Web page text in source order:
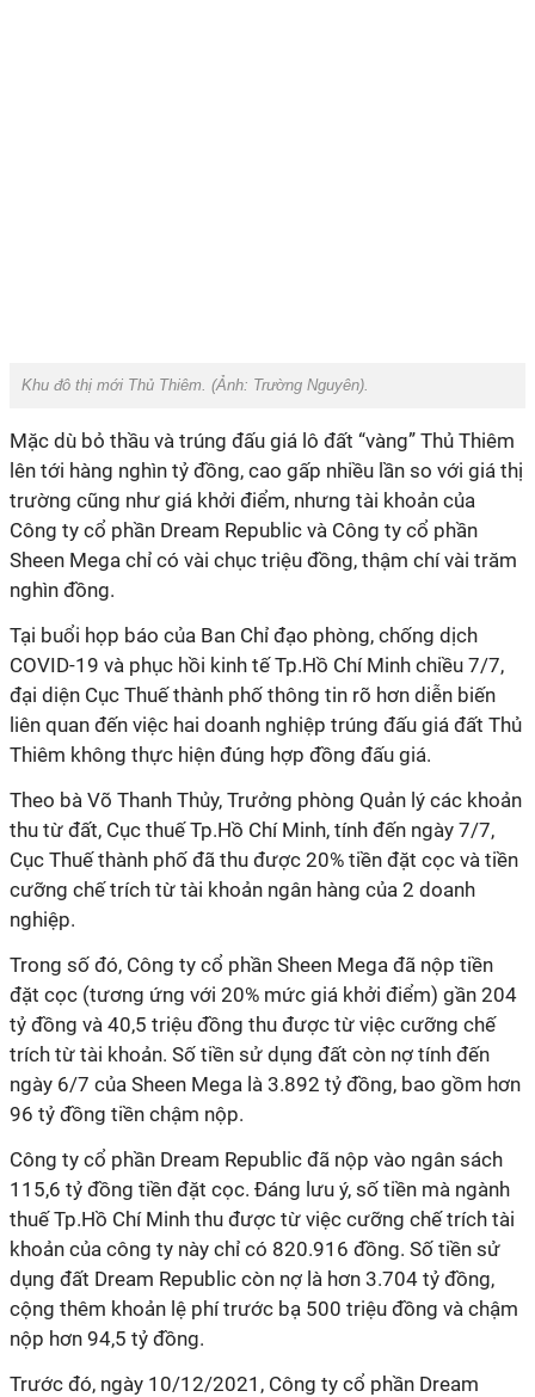
Khu đô thị mới Thủ Thiêm. (Ảnh: Trường Nguyên).
Mặc dù bỏ thầu và trúng đấu giá lô đất “vàng” Thủ Thiêm
lên tới hàng nghìn tỷ đồng, cao gấp nhiều lần so với giá thị
trường cũng như giá khởi điểm, nhưng tài khoản của
Công ty cổ phần Dream Republic và Công ty cổ phần
Sheen Mega chỉ có vài chục triệu đồng, thậm chí vài trăm
nghìn đồng.
Tại buổi họp báo của Ban Chỉ đạo phòng, chống dịch
COVID-19 và phục hồi kinh tế Tp.Hồ Chí Minh chiều 7/7,
đại diện Cục Thuế thành phố thông tin rõ hơn diễn biến
liên quan đến việc hai doanh nghiệp trúng đấu giá đất Thủ
Thiêm không thực hiện đúng hợp đồng đấu giá.
Theo bà Võ Thanh Thủy, Trưởng phòng Quản lý các khoản
thu từ đất, Cục thuế Tp.Hồ Chí Minh, tính đến ngày 7/7,
Cục Thuế thành phố đã thu được 20% tiền đặt cọc và tiền
cưỡng chế trích từ tài khoản ngân hàng của 2 doanh
nghiệp.
Trong số đó, Công ty cổ phần Sheen Mega đã nộp tiền
đặt cọc (tương ứng với 20% mức giá khởi điểm) gần 204
tỷ đồng và 40,5 triệu đồng thu được từ việc cưỡng chế
trích từ tài khoản. Số tiền sử dụng đất còn nợ tính đến
ngày 6/7 của Sheen Mega là 3.892 tỷ đồng, bao gồm hơn
96 tỷ đồng tiền chậm nộp.
Công ty cổ phần Dream Republic đã nộp vào ngân sách
115,6 tỷ đồng tiền đặt cọc. Đáng lưu ý, số tiền mà ngành
thuế Tp.Hồ Chí Minh thu được từ việc cưỡng chế trích tài
khoản của công ty này chỉ có 820.916 đồng. Số tiền sử
dụng đất Dream Republic còn nợ là hơn 3.704 tỷ đồng,
cộng thêm khoản lệ phí trước bạ 500 triệu đồng và chậm
nộp hơn 94,5 tỷ đồng.
Trước đó, ngày 10/12/2021, Công ty cổ phần Dream